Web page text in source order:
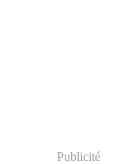
Publicité